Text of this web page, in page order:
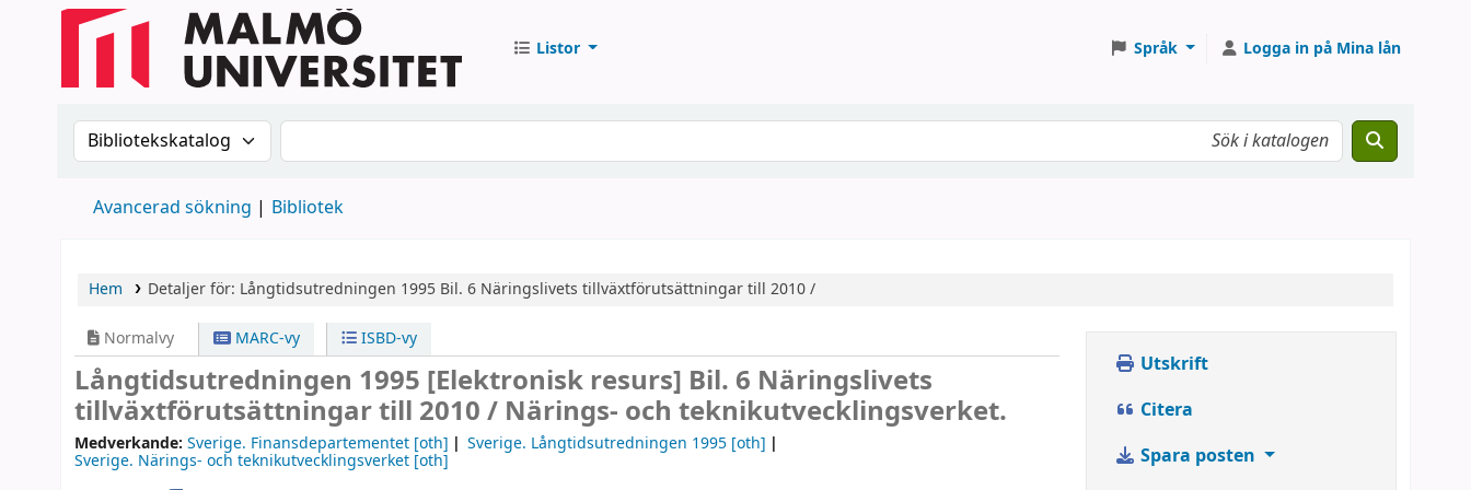
Listor Språk Logga in på Mina lån
Sök i katalogen efter:Sök i katalogen
Avancerad sökning Bibliotek
Hem Detaljer för: Långtidsutredningen 1995 Bil. 6 Näringslivets tillväxtförutsättningar till 2010 /
Normalvy MARC-vy ISBD-vy
Långtidsutredningen 1995 [Elektronisk resurs] Bil. 6 Näringslivets
tillväxtförutsättningar till 2010 / Närings- och teknikutvecklingsverket.
Medverkande: Sverige. Finansdepartementet [oth] Sverige. Långtidsutredningen 1995 [oth]
Sverige. Närings- och teknikutvecklingsverket [oth]
Utskrift
Citera
Spara posten